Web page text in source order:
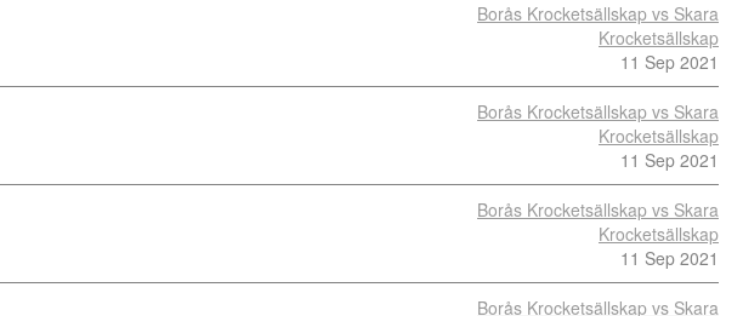
Borås Krocketsällskap vs Skara
Krocketsällskap
11 Sep 2021
Borås Krocketsällskap vs Skara
Krocketsällskap
11 Sep 2021
Borås Krocketsällskap vs Skara
Krocketsällskap
11 Sep 2021
Borås Krocketsällskap vs Skara